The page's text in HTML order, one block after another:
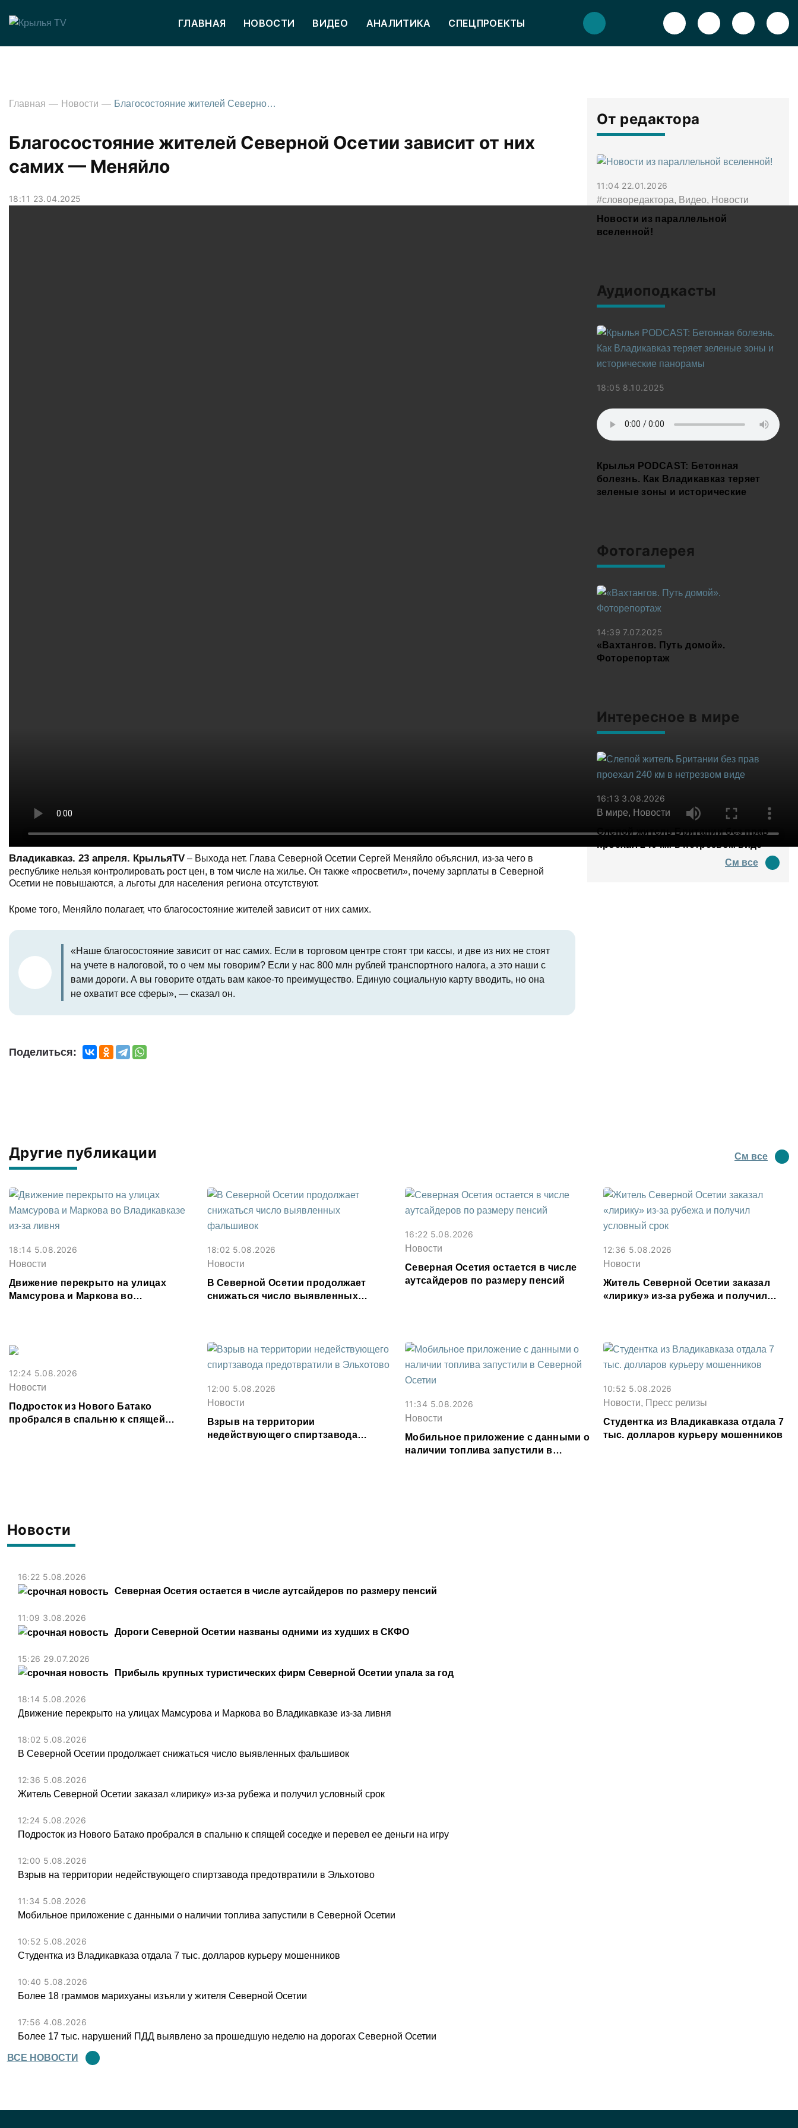
ГЛАВНАЯ НОВОСТИ ВИДЕО АНАЛИТИКА СПЕЦПРОЕКТЫ
Новости
16:22 5.08.2026
Северная Осетия остается в числе аутсайдеров по размеру пенсий
11:09 3.08.2026
Дороги Северной Осетии названы одними из худших в СКФО
15:26 29.07.2026
Прибыль крупных туристических фирм Северной Осетии упала за год
18:14 5.08.2026
Движение перекрыто на улицах Мамсурова и Маркова во Владикавказе из-за ливня
18:02 5.08.2026
В Северной Осетии продолжает снижаться число выявленных фальшивок
12:36 5.08.2026
Житель Северной Осетии заказал «лирику» из-за рубежа и получил условный срок
12:24 5.08.2026
Подросток из Нового Батако пробрался в спальню к спящей соседке и перевел ее деньги на игру
12:00 5.08.2026
Взрыв на территории недействующего спиртзавода предотвратили в Эльхотово
11:34 5.08.2026
Мобильное приложение с данными о наличии топлива запустили в Северной Осетии
10:52 5.08.2026
Студентка из Владикавказа отдала 7 тыс. долларов курьеру мошенников
10:40 5.08.2026
Более 18 граммов марихуаны изъяли у жителя Северной Осетии
17:56 4.08.2026
Более 17 тыс. нарушений ПДД выявлено за прошедшую неделю на дорогах Северной Осетии
ВСЕ НОВОСТИ
Главная Новости Благосостояние жителей Северной Осетии зависит от них самих — Меняйло
Благосостояние жителей Северной Осетии зависит от них
самих — Меняйло
18:11 23.04.2025
Владикавказ. 23 апреля. КрыльяTV – Выхода нет. Глава Северной Осетии Сергей Меняйло объяснил, из-за чего в
республике нельзя контролировать рост цен, в том числе на жилье. Он также «просветил», почему зарплаты в Северной
Осетии не повышаются, а льготы для населения региона отсутствуют.
Кроме того, Меняйло полагает, что благосостояние жителей зависит от них самих.
«Наше благосостояние зависит от нас самих. Если в торговом центре стоят три кассы, и две из них не стоят
на учете в налоговой, то о чем мы говорим? Если у нас 800 млн рублей транспортного налога, а это наши с
вами дороги. А вы говорите отдать вам какое-то преимущество. Единую социальную карту вводить, но она
не охватит все сферы», — сказал он.
Поделиться:
От редактора
11:04 22.01.2026
#словоредактора, Видео, Новости
Новости из параллельной
вселенной!
Аудиоподкасты
18:05 8.10.2025
Крылья PODCAST: Бетонная
болезнь. Как Владикавказ теряет
зеленые зоны и исторические
Фотогалерея
14:39 7.07.2025
«Вахтангов. Путь домой».
Фоторепортаж
Интересное в мире
16:13 3.08.2026
В мире, Новости
Слепой житель Британии без прав
проехал 240 км в нетрезвом виде
См все
Другие публикации См все
18:14 5.08.2026
Новости
Движение перекрыто на улицах
Мамсурова и Маркова во
18:02 5.08.2026
Новости
В Северной Осетии продолжает
снижаться число выявленных
16:22 5.08.2026
Новости
Северная Осетия остается в числе
аутсайдеров по размеру пенсий
12:36 5.08.2026
Новости
Житель Северной Осетии заказал
«лирику» из-за рубежа и получил
12:24 5.08.2026
Новости
Подросток из Нового Батако
пробрался в спальню к спящей
12:00 5.08.2026
Новости
Взрыв на территории
недействующего спиртзавода
11:34 5.08.2026
Новости
Мобильное приложение с данными о
наличии топлива запустили в
10:52 5.08.2026
Новости, Пресс релизы
Студентка из Владикавказа отдала 7
тыс. долларов курьеру мошенников